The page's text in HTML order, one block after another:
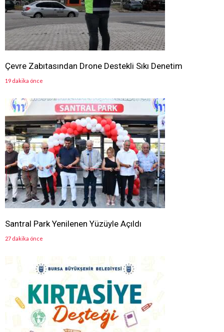
Çevre Zabıtasından Drone Destekli Sıkı Denetim
19 dakika önce
Santral Park Yenilenen Yüzüyle Açıldı
27 dakika önce